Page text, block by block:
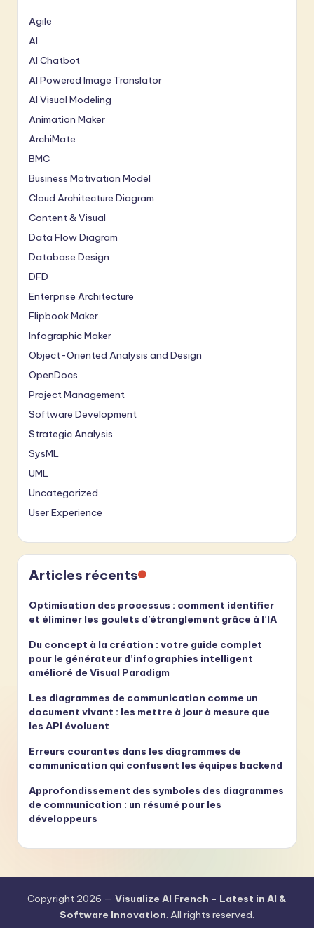
Agile
AI
AI Chatbot
AI Powered Image Translator
AI Visual Modeling
Animation Maker
ArchiMate
BMC
Business Motivation Model
Cloud Architecture Diagram
Content & Visual
Data Flow Diagram
Database Design
DFD
Enterprise Architecture
Flipbook Maker
Infographic Maker
Object-Oriented Analysis and Design
OpenDocs
Project Management
Software Development
Strategic Analysis
SysML
UML
Uncategorized
User Experience
Articles récents
Optimisation des processus : comment identifier
et éliminer les goulets d’étranglement grâce à l’IA
Du concept à la création : votre guide complet
pour le générateur d’infographies intelligent
amélioré de Visual Paradigm
Les diagrammes de communication comme un
document vivant : les mettre à jour à mesure que
les API évoluent
Erreurs courantes dans les diagrammes de
communication qui confusent les équipes backend
Approfondissement des symboles des diagrammes
de communication : un résumé pour les
développeurs
Copyright 2026 — Visualize AI French - Latest in AI &
Software Innovation. All rights reserved.